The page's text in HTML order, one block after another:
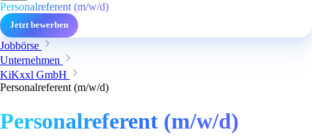
Personalreferent (m/w/d)
Jetzt bewerben
Jobbörse
Unternehmen
KiKxxl GmbH
Personalreferent (m/w/d)
Personalreferent (m/w/d)